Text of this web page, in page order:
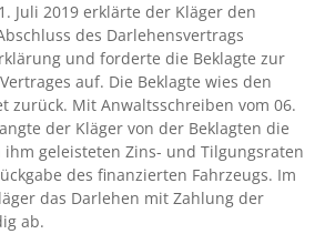
Juli 2019 erklärte der Kläger den
des Darlehensvertrags
und forderte die Beklagte zur
auf. Die Beklagte wies den
zurück. Mit Anwaltsschreiben vom 06.
der Kläger von der Beklagten die
ihm geleisteten Zins- und Tilgungsraten
des finanzierten Fahrzeugs. Im
das Darlehen mit Zahlung der
ab.